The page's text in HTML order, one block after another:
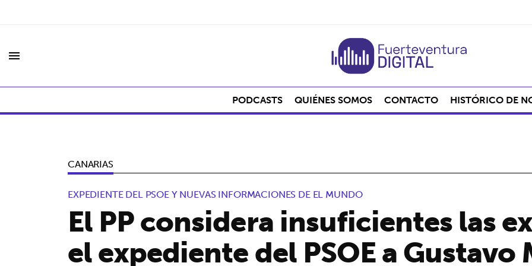
menu
PODCASTS QUIÉNES SOMOS CONTACTO HISTÓRICO DE
CANARIAS
EXPEDIENTE DEL PSOE Y NUEVAS INFORMACIONES DE EL MUNDO
El PP considera insuficientes las
el expediente del PSOE a Gustavo